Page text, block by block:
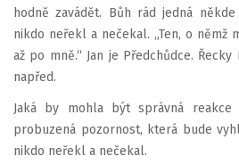
hodně zavádět. Bůh rád jedná
nikdo neřekl a nečekal. „Ten, o němž
až po mně.“ Jan je Předchůdce.
napřed.
Jaká by mohla být správná reakce
probuzená pozornost, která bude
nikdo neřekl a nečekal.